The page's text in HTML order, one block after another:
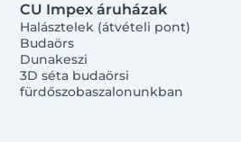
CU Impex áruházak
Halásztelek (átvételi pont)
Budaörs
Dunakeszi
3D séta budaörsi
fürdőszobaszalonunkban